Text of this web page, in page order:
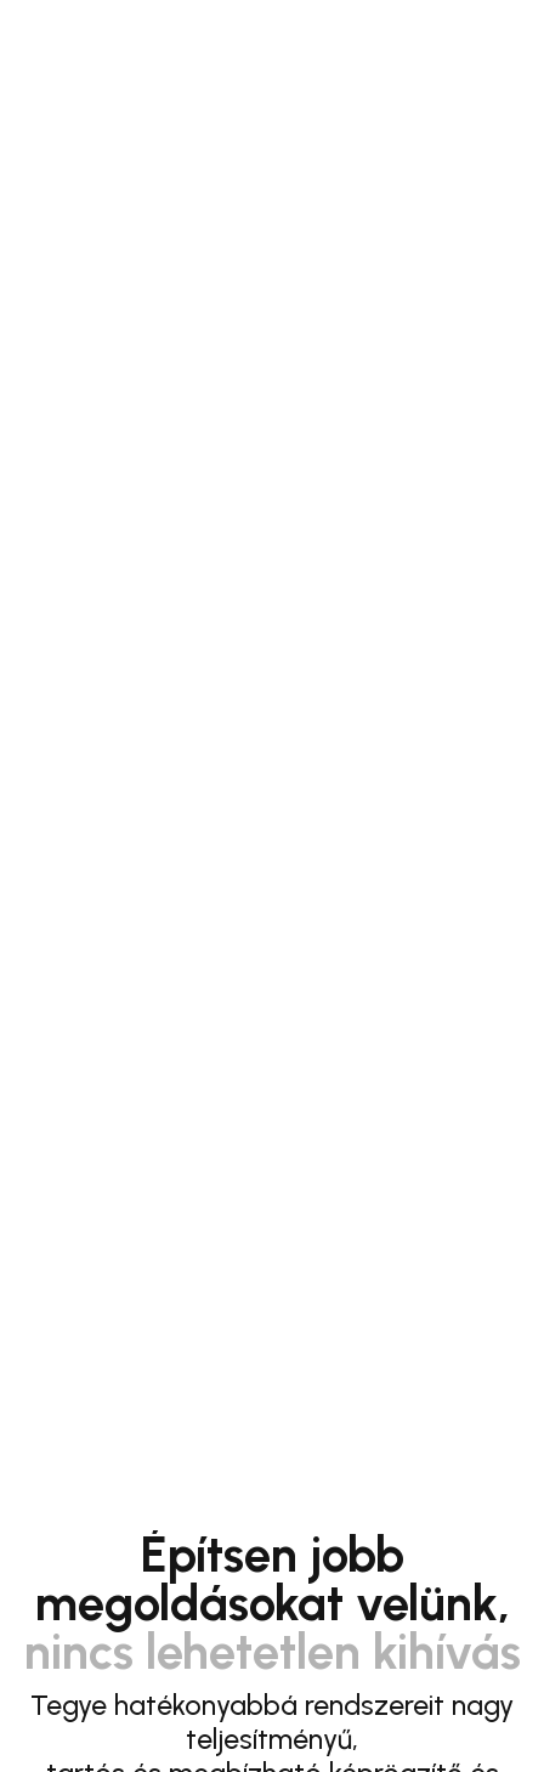
Építsen jobb
megoldásokat velünk,
nincs lehetetlen kihívás
Tegye hatékonyabbá rendszereit nagy
teljesítményű,